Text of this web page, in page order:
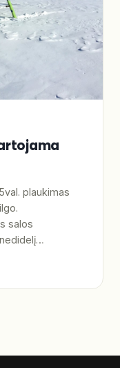
plaukimas
salos